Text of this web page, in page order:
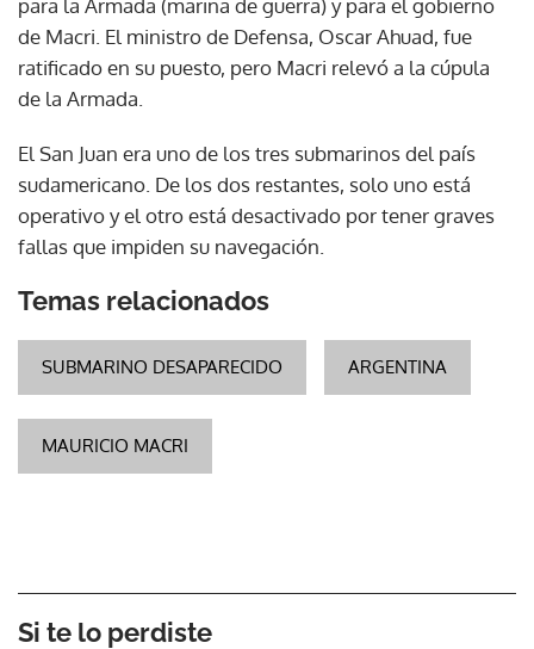
para la Armada (marina de guerra) y para el gobierno
de Macri. El ministro de Defensa, Oscar Ahuad, fue
ratificado en su puesto, pero Macri relevó a la cúpula
de la Armada.
El San Juan era uno de los tres submarinos del país
sudamericano. De los dos restantes, solo uno está
operativo y el otro está desactivado por tener graves
fallas que impiden su navegación.
Temas relacionados
SUBMARINO DESAPARECIDO ARGENTINA
MAURICIO MACRI
Si te lo perdiste